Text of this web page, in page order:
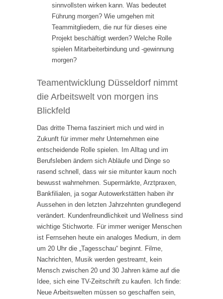
sinnvollsten wirken kann. Was bedeutet
Führung morgen? Wie umgehen mit
Teammitgliedern, die nur für dieses eine
Projekt beschäftigt werden? Welche Rolle
spielen Mitarbeiterbindung und -gewinnung
morgen?
Teamentwicklung Düsseldorf nimmt
die Arbeitswelt von morgen ins
Blickfeld
Das dritte Thema fasziniert mich und wird in
Zukunft für immer mehr Unternehmen eine
entscheidende Rolle spielen. Im Alltag und im
Berufsleben ändern sich Abläufe und Dinge so
rasend schnell, dass wir sie mitunter kaum noch
bewusst wahrnehmen. Supermärkte, Arztpraxen,
Bankfilialen, ja sogar Autowerkstätten haben ihr
Aussehen in den letzten Jahrzehnten grundlegend
verändert. Kundenfreundlichkeit und Wellness sind
wichtige Stichworte. Für immer weniger Menschen
ist Fernsehen heute ein analoges Medium, in dem
um 20 Uhr die „Tagesschau“ beginnt. Filme,
Nachrichten, Musik werden gestreamt, kein
Mensch zwischen 20 und 30 Jahren käme auf die
Idee, sich eine TV-Zeitschrift zu kaufen. Ich finde:
Neue Arbeitswelten müssen so geschaffen sein,